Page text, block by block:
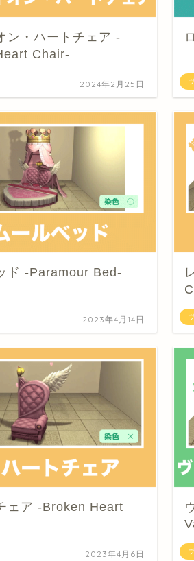
ン・ハートチェア -
Chair-
2024年2月25日
ド -Paramour Bed-
2023年4月14日
ェア -Broken Heart
2023年4月6日